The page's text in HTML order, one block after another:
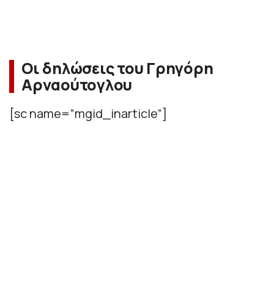
Οι δηλώσεις του Γρηγόρη
Αρναούτογλου
[sc name=”mgid_inarticle”]